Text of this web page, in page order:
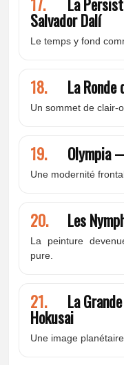
Salvador Dalí
Le temps y fond
18. La
Un sommet de clair-
19. Olympia
Une modernité
20. Les
La peinture
pure.
21. La
Hokusai
Une image